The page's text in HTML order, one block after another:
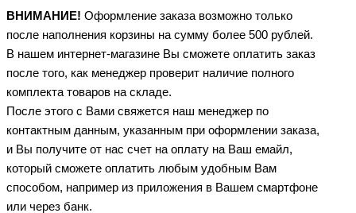
ВНИМАНИЕ! Оформление заказа возможно только
после наполнения корзины на сумму более 500 рублей.
В нашем интернет-магазине Вы сможете оплатить заказ
после того, как менеджер проверит наличие полного
комплекта товаров на складе.
После этого с Вами свяжется наш менеджер по
контактным данным, указанным при оформлении заказа,
и Вы получите от нас счет на оплату на Ваш емайл,
который сможете оплатить любым удобным Вам
способом, например из приложения в Вашем смартфоне
или через банк.